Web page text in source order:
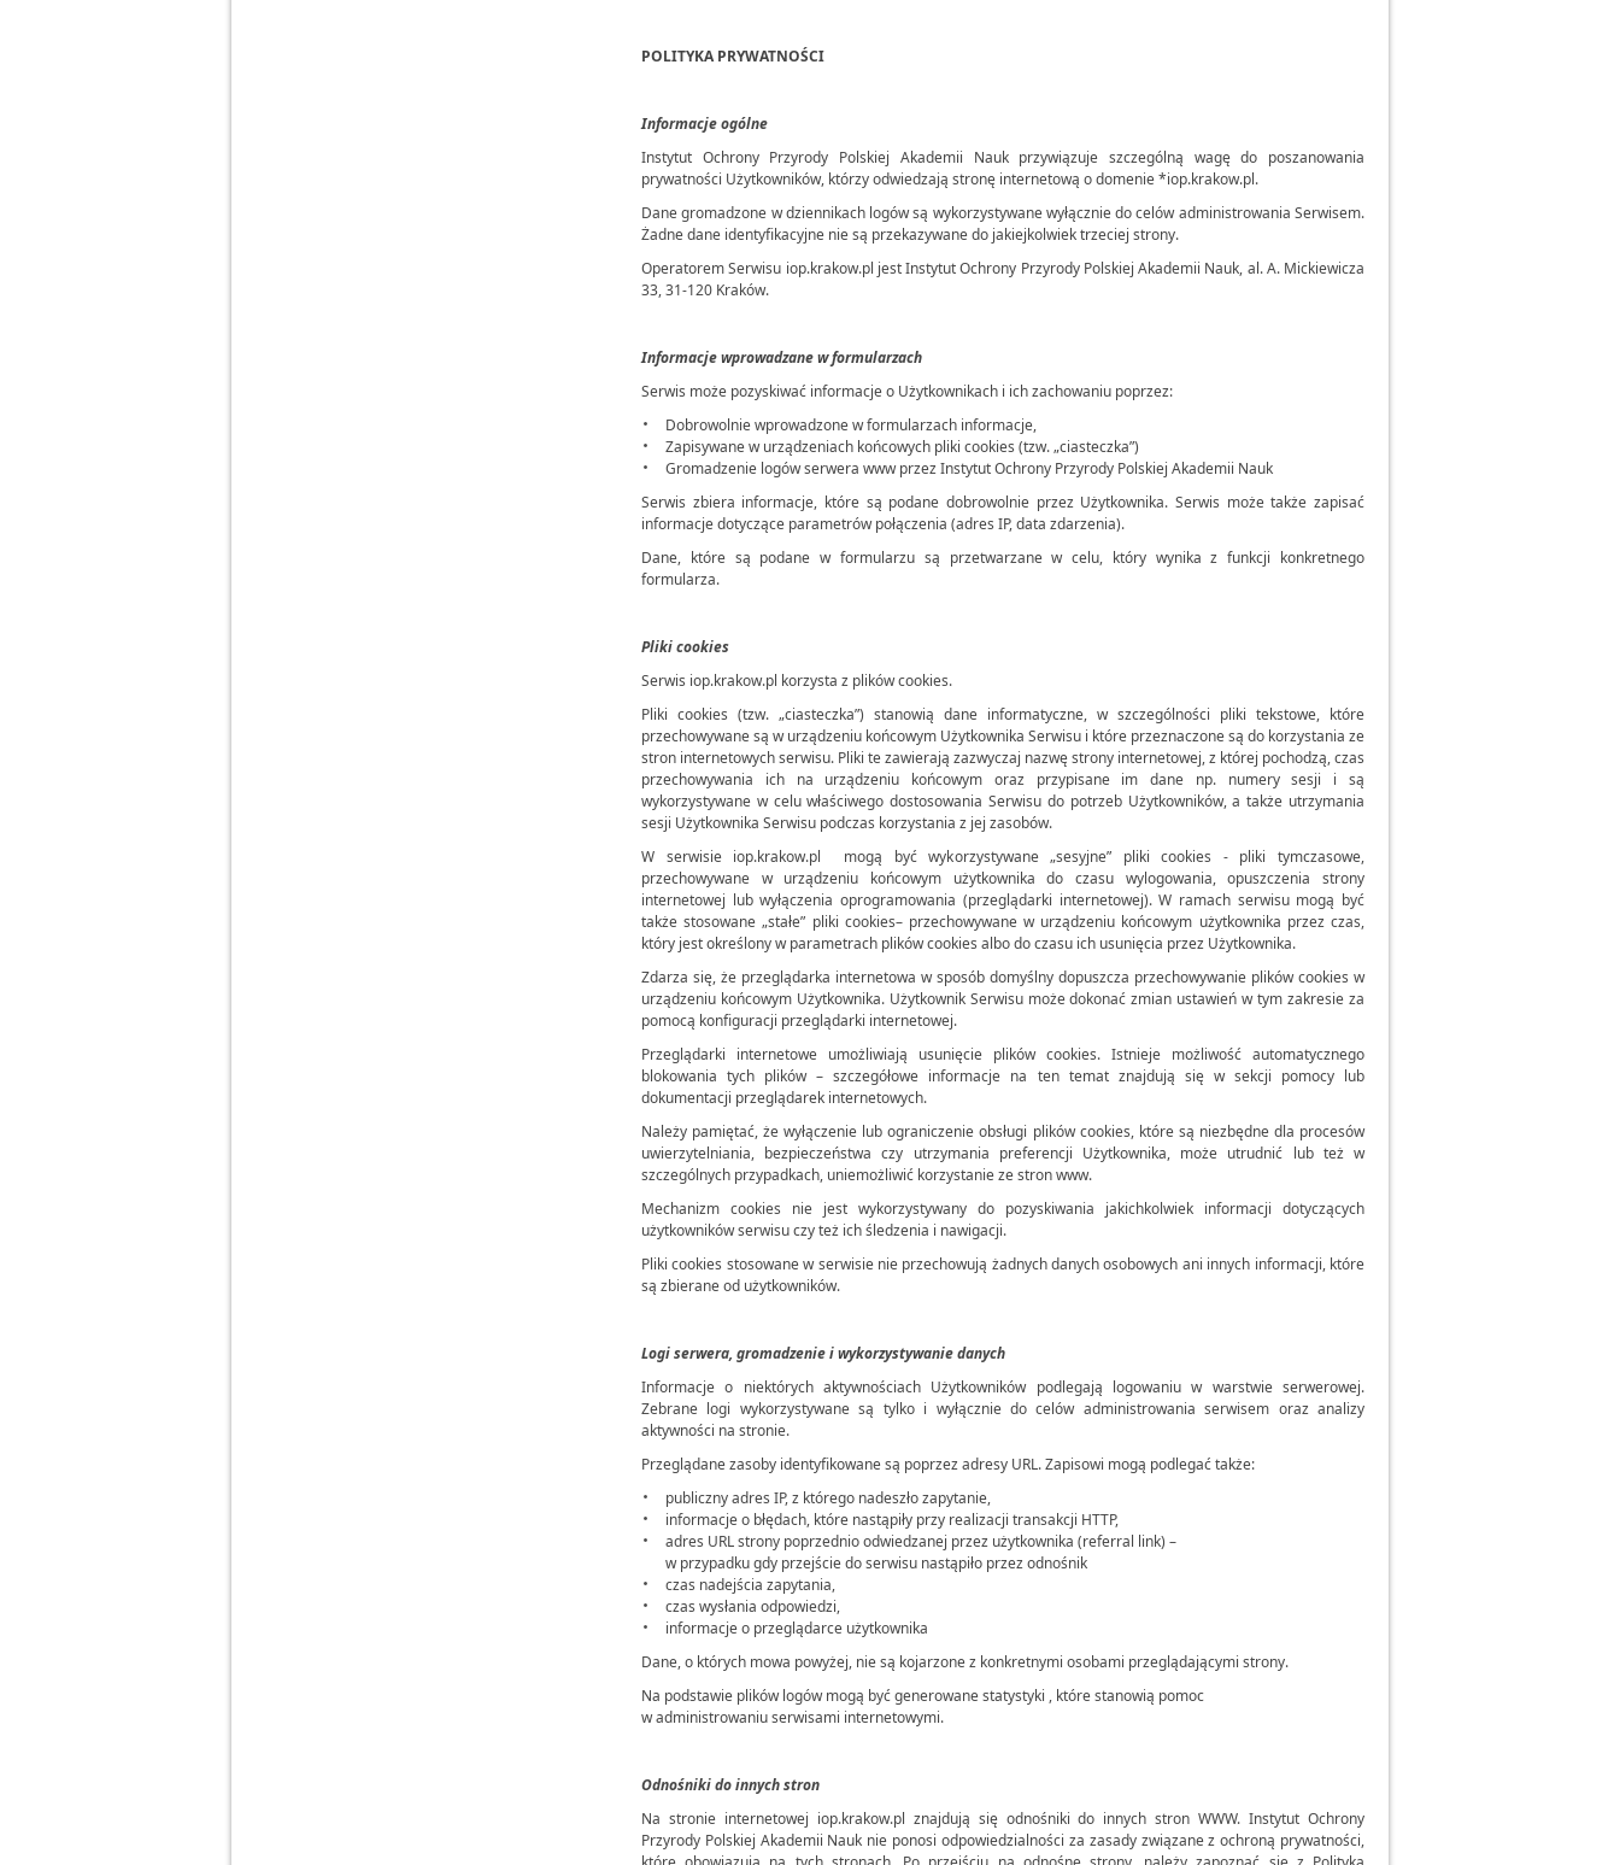
POLITYKA PRYWATNOŚCI
Informacje ogólne
Instytut Ochrony Przyrody Polskiej Akademii Nauk przywiązuje szczególną wagę do poszanowania
prywatności Użytkowników, którzy odwiedzają stronę internetową o domenie *iop.krakow.pl.
Dane gromadzone w dziennikach logów są wykorzystywane wyłącznie do celów administrowania Serwisem.
Żadne dane identyfikacyjne nie są przekazywane do jakiejkolwiek trzeciej strony.
Operatorem Serwisu iop.krakow.pl jest Instytut Ochrony Przyrody Polskiej Akademii Nauk, al. A. Mickiewicza
33, 31-120 Kraków.
Informacje wprowadzane w formularzach
Serwis może pozyskiwać informacje o Użytkownikach i ich zachowaniu poprzez:
Dobrowolnie wprowadzone w formularzach informacje,
Zapisywane w urządzeniach końcowych pliki cookies (tzw. „ciasteczka”)
Gromadzenie logów serwera www przez Instytut Ochrony Przyrody Polskiej Akademii Nauk
Serwis zbiera informacje, które są podane dobrowolnie przez Użytkownika. Serwis może także zapisać
informacje dotyczące parametrów połączenia (adres IP, data zdarzenia).
Dane, które są podane w formularzu są przetwarzane w celu, który wynika z funkcji konkretnego
formularza.
Pliki cookies
Serwis iop.krakow.pl korzysta z plików cookies.
Pliki cookies (tzw. „ciasteczka”) stanowią dane informatyczne, w szczególności pliki tekstowe, które
przechowywane są w urządzeniu końcowym Użytkownika Serwisu i które przeznaczone są do korzystania ze
stron internetowych serwisu. Pliki te zawierają zazwyczaj nazwę strony internetowej, z której pochodzą, czas
przechowywania ich na urządzeniu końcowym oraz przypisane im dane np. numery sesji i są
wykorzystywane w celu właściwego dostosowania Serwisu do potrzeb Użytkowników, a także utrzymania
sesji Użytkownika Serwisu podczas korzystania z jej zasobów.
W serwisie iop.krakow.pl mogą być wykorzystywane „sesyjne” pliki cookies - pliki tymczasowe,
przechowywane w urządzeniu końcowym użytkownika do czasu wylogowania, opuszczenia strony
internetowej lub wyłączenia oprogramowania (przeglądarki internetowej). W ramach serwisu mogą być
także stosowane „stałe” pliki cookies– przechowywane w urządzeniu końcowym użytkownika przez czas,
który jest określony w parametrach plików cookies albo do czasu ich usunięcia przez Użytkownika.
Zdarza się, że przeglądarka internetowa w sposób domyślny dopuszcza przechowywanie plików cookies w
urządzeniu końcowym Użytkownika. Użytkownik Serwisu może dokonać zmian ustawień w tym zakresie za
pomocą konfiguracji przeglądarki internetowej.
Przeglądarki internetowe umożliwiają usunięcie plików cookies. Istnieje możliwość automatycznego
blokowania tych plików – szczegółowe informacje na ten temat znajdują się w sekcji pomocy lub
dokumentacji przeglądarek internetowych.
Należy pamiętać, że wyłączenie lub ograniczenie obsługi plików cookies, które są niezbędne dla procesów
uwierzytelniania, bezpieczeństwa czy utrzymania preferencji Użytkownika, może utrudnić lub też w
szczególnych przypadkach, uniemożliwić korzystanie ze stron www.
Mechanizm cookies nie jest wykorzystywany do pozyskiwania jakichkolwiek informacji dotyczących
użytkowników serwisu czy też ich śledzenia i nawigacji.
Pliki cookies stosowane w serwisie nie przechowują żadnych danych osobowych ani innych informacji, które
są zbierane od użytkowników.
Logi serwera, gromadzenie i wykorzystywanie danych
Informacje o niektórych aktywnościach Użytkowników podlegają logowaniu w warstwie serwerowej.
Zebrane logi wykorzystywane są tylko i wyłącznie do celów administrowania serwisem oraz analizy
aktywności na stronie.
Przeglądane zasoby identyfikowane są poprzez adresy URL. Zapisowi mogą podlegać także:
publiczny adres IP, z którego nadeszło zapytanie,
informacje o błędach, które nastąpiły przy realizacji transakcji HTTP,
adres URL strony poprzednio odwiedzanej przez użytkownika (referral link) –
w przypadku gdy przejście do serwisu nastąpiło przez odnośnik
czas nadejścia zapytania,
czas wysłania odpowiedzi,
informacje o przeglądarce użytkownika
Dane, o których mowa powyżej, nie są kojarzone z konkretnymi osobami przeglądającymi strony.
Na podstawie plików logów mogą być generowane statystyki , które stanowią pomoc
w administrowaniu serwisami internetowymi.
Odnośniki do innych stron
Na stronie internetowej iop.krakow.pl znajdują się odnośniki do innych stron WWW. Instytut Ochrony
Przyrody Polskiej Akademii Nauk nie ponosi odpowiedzialności za zasady związane z ochroną prywatności,